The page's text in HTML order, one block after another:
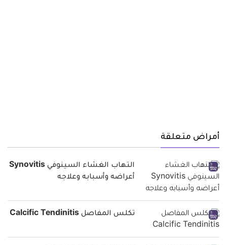
أمراض متعلقة
التهاب الغشاء السينوفي Synovitis
أعراضه وأسبابه وعلاجه
تكلس المفاصل Calcific Tendinitis